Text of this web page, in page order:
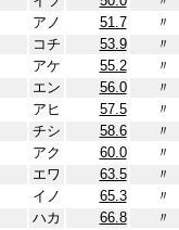
アノ 51.7
〃
コチ 53.9 〃
アケ 55.2
〃
エン 56.0
〃
アヒ 57.5 〃
チシ 58.6
〃
アク 60.0 〃
エワ 63.5
〃
イノ 65.3 〃
ハカ 66.8
〃